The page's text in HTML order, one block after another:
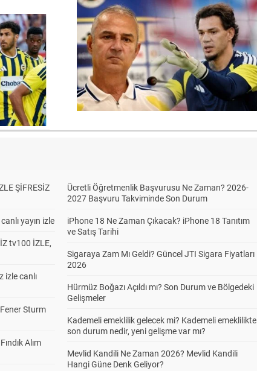
ŞİFRESİZ
yayın izle
tv100 İZLE,
izle canlı
Sturm
Alım
Ücretli Öğretmenlik Başvurusu Ne Zaman? 2026-
2027 Başvuru Takviminde Son Durum
iPhone 18 Ne Zaman Çıkacak? iPhone 18 Tanıtım
ve Satış Tarihi
Sigaraya Zam Mı Geldi? Güncel JTI Sigara Fiyatları
2026
Hürmüz Boğazı Açıldı mı? Son Durum ve Bölgedeki
Gelişmeler
Kademeli emeklilik gelecek mi? Kademeli emeklilikte
son durum nedir, yeni gelişme var mı?
Mevlid Kandili Ne Zaman 2026? Mevlid Kandili
Hangi Güne Denk Geliyor?